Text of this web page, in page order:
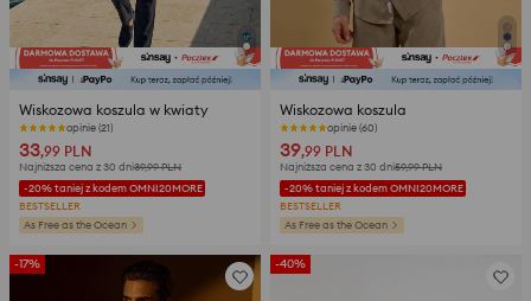
Wiskozowa koszula w kwiaty
opinie (21)
33,99 PLN
Najniższa cena z 30 dni39,99PLN
-20% taniej z kodem OMNI20MORE
BESTSELLER
As Free as the Ocean
Wiskozowa koszula
opinie (60)
39,99 PLN
Najniższa cena z 30 dni59,99PLN
-20% taniej z kodem OMNI20MORE
BESTSELLER
As Free as the Ocean
-17% -40%